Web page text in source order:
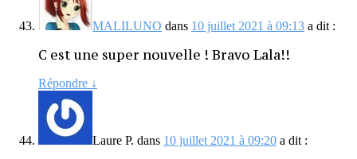
MALILUNO dans 10 juillet 2021 à 09:13 a dit :
C est une super nouvelle ! Bravo Lala!!
Répondre ↓
Laure P. dans 10 juillet 2021 à 09:20 a dit :